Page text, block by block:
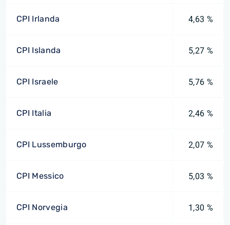
CPI Irlanda 4,63 %
CPI Islanda 5,27 %
CPI Israele 5,76 %
CPI Italia 2,46 %
CPI Lussemburgo 2,07 %
CPI Messico 5,03 %
CPI Norvegia 1,30 %